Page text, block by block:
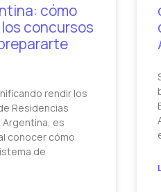
cómo
concursos
rendir los
Residencias
es
conocer cómo
de